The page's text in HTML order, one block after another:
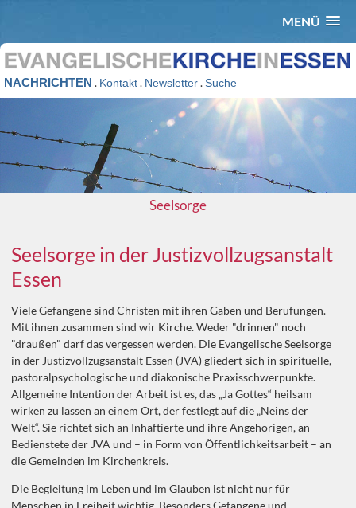
MENÜ
NACHRICHTEN . Kontakt. Newsletter.Suche
Seelsorge
Seelsorge in der Justizvollzugsanstalt
Essen
Viele Gefangene sind Christen mit ihren Gaben und Berufungen.
Mit ihnen zusammen sind wir Kirche. Weder "drinnen" noch
"draußen" darf das vergessen werden. Die Evangelische Seelsorge
in der Justizvollzugsanstalt Essen (JVA) gliedert sich in spirituelle,
pastoralpsychologische und diakonische Praxisschwerpunkte.
Allgemeine Intention der Arbeit ist es, das „Ja Gottes“ heilsam
wirken zu lassen an einem Ort, der festlegt auf die „Neins der
Welt“. Sie richtet sich an Inhaftierte und ihre Angehörigen, an
Bedienstete der JVA und – in Form von Öffentlichkeitsarbeit – an
die Gemeinden im Kirchenkreis.
Die Begleitung im Leben und im Glauben ist nicht nur für
Menschen in Freiheit wichtig. Besonders Gefangene und